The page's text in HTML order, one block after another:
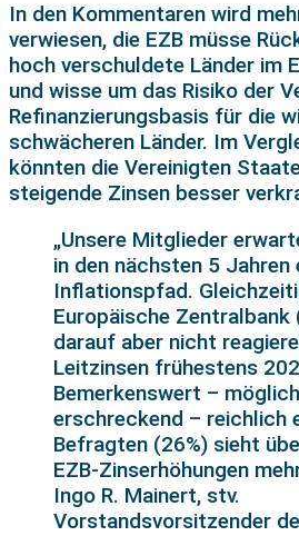
In den Kommentaren wird
verwiesen, die EZB müsse
hoch verschuldete Länder im
und wisse um das Risiko der
Refinanzierungsbasis für die
schwächeren Länder. Im
könnten die Vereinigten
steigende Zinsen besser
„Unsere Mitglieder
in den nächsten 5 Jahren
Inflationspfad.
Europäische Zentralbank
darauf aber nicht
Leitzinsen frühestens
Bemerkenswert –
erschreckend – reichlich
Befragten (26%) sieht
EZB-Zinserhöhungen
Ingo R. Mainert, stv.
Vorstandsvorsitzender